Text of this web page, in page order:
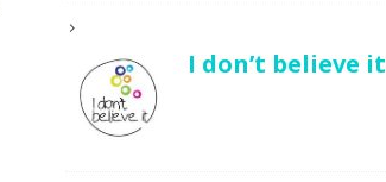
I don’t believe it